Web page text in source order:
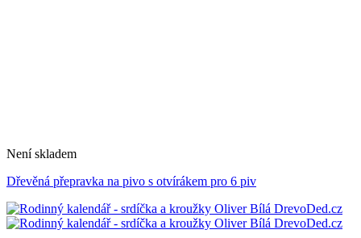
Není skladem
Dřevěná přepravka na pivo s otvírákem pro 6 piv